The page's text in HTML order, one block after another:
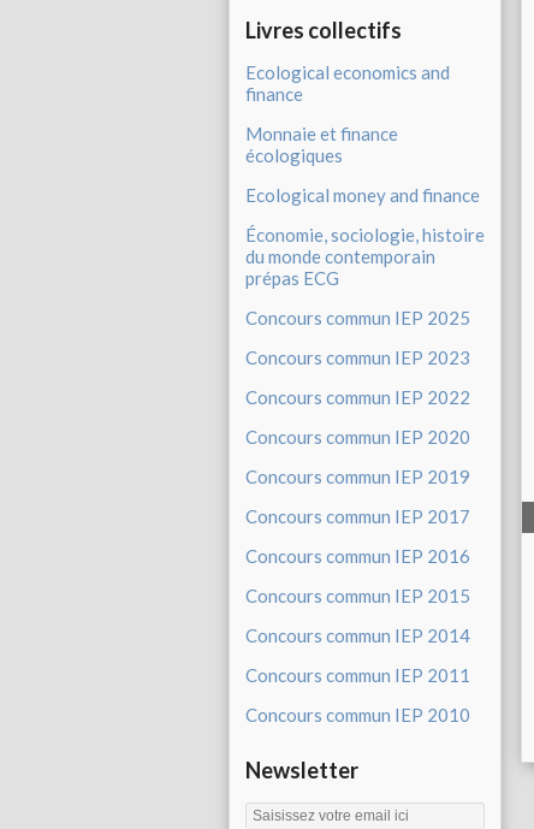
Livres collectifs
Ecological economics and
finance
Monnaie et finance
écologiques
Ecological money and finance
Économie, sociologie, histoire
du monde contemporain
prépas ECG
Concours commun IEP 2025
Concours commun IEP 2023
Concours commun IEP 2022
Concours commun IEP 2020
Concours commun IEP 2019
Concours commun IEP 2017
Concours commun IEP 2016
Concours commun IEP 2015
Concours commun IEP 2014
Concours commun IEP 2011
Concours commun IEP 2010
Newsletter